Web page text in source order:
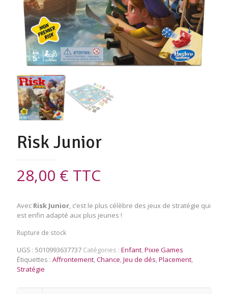
Risk Junior
28,00 € TTC
Avec Risk Junior , c’est le plus célèbre des jeux de stratégie qui
est enfin adapté aux plus jeunes !
Rupture de stock
UGS : 5010993637737 Catégories : Enfant Pixie Games
Étiquettes : Affrontement Chance Jeu de dés Placement
Stratégie